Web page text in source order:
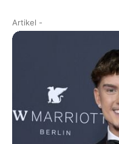
Artikel -